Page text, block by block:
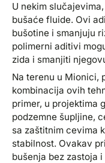
U nekim
bušaće fluide. Ovi
bušotine i smanjuju
polimerni aditivi
zida i smanjiti
Na terenu u Mionici,
kombinacija ovih
primer, u projektima
podzemne šupljine,
sa zaštitnim cevima
stabilnost. Ovakav
bušenja bez zastoja